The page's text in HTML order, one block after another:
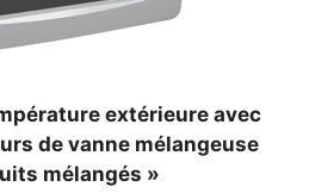
extérieure avec
de vanne mélangeuse
mélangés »